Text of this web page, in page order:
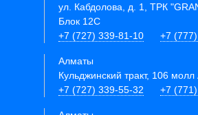
ул. Кабдолова, д. 1, ТРК
Блок 12C
+7 (727) 339-81-10
+7
Алматы
Кульджинский тракт, 106
+7 (727) 339-55-32
+7